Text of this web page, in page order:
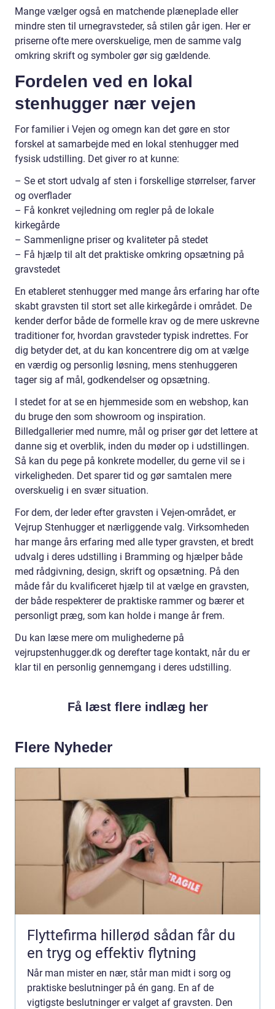
Mange vælger også en matchende plæneplade eller
mindre sten til urnegravsteder, så stilen går igen. Her er
priserne ofte mere overskuelige, men de samme valg
omkring skrift og symboler gør sig gældende.
Fordelen ved en lokal
stenhugger nær vejen
For familier i Vejen og omegn kan det gøre en stor
forskel at samarbejde med en lokal stenhugger med
fysisk udstilling. Det giver ro at kunne:
– Se et stort udvalg af sten i forskellige størrelser, farver
og overflader
– Få konkret vejledning om regler på de lokale
kirkegårde
– Sammenligne priser og kvaliteter på stedet
– Få hjælp til alt det praktiske omkring opsætning på
gravstedet
En etableret stenhugger med mange års erfaring har ofte
skabt gravsten til stort set alle kirkegårde i området. De
kender derfor både de formelle krav og de mere uskrevne
traditioner for, hvordan gravsteder typisk indrettes. For
dig betyder det, at du kan koncentrere dig om at vælge
en værdig og personlig løsning, mens stenhuggeren
tager sig af mål, godkendelser og opsætning.
I stedet for at se en hjemmeside som en webshop, kan
du bruge den som showroom og inspiration.
Billedgallerier med numre, mål og priser gør det lettere at
danne sig et overblik, inden du møder op i udstillingen.
Så kan du pege på konkrete modeller, du gerne vil se i
virkeligheden. Det sparer tid og gør samtalen mere
overskuelig i en svær situation.
For dem, der leder efter gravsten i Vejen-området, er
Vejrup Stenhugger et nærliggende valg. Virksomheden
har mange års erfaring med alle typer gravsten, et bredt
udvalg i deres udstilling i Bramming og hjælper både
med rådgivning, design, skrift og opsætning. På den
måde får du kvalificeret hjælp til at vælge en gravsten,
der både respekterer de praktiske rammer og bærer et
personligt præg, som kan holde i mange år frem.
Du kan læse mere om mulighederne på
vejrupstenhugger.dk og derefter tage kontakt, når du er
klar til en personlig gennemgang i deres udstilling.
Få læst flere indlæg her
Flere Nyheder
Flyttefirma hillerød sådan får du
en tryg og effektiv flytning
Når man mister en nær, står man midt i sorg og
praktiske beslutninger på én gang. En af de
vigtigste beslutninger er valget af gravsten. Den